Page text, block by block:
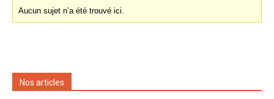
Aucun sujet n’a été trouvé ici.
Nos articles